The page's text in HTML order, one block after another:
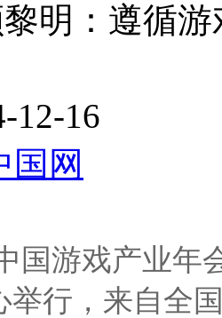
明：遵循
12-16
国网
国游戏产业年
举行，来自全